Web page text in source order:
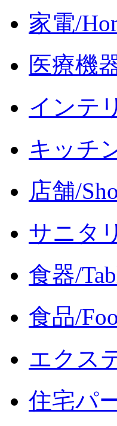
家電/
医療機
インテ
キッチ
店舗/
サニタ
食器/
食品/
エクス
住宅パ